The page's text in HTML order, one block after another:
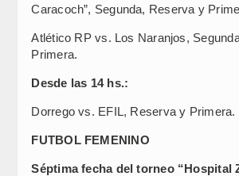
Caracoch”, Segunda, Reserva y
Atlético RP vs. Los Naranjos,
Primera.
Desde las 14 hs.:
Dorrego vs. EFIL, Reserva y Primera.
FUTBOL FEMENINO
Séptima fecha del torneo “Hospital